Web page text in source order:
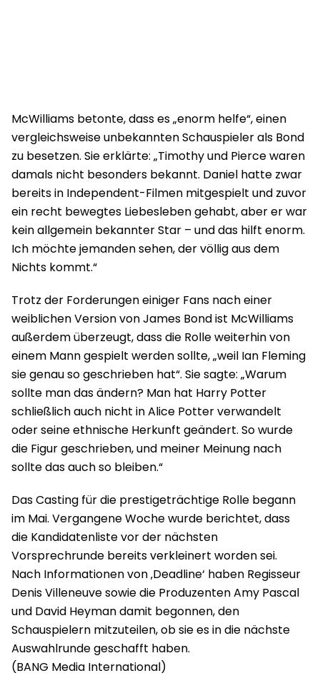
McWilliams betonte, dass es „enorm helfe“, einen
vergleichsweise unbekannten Schauspieler als Bond
zu besetzen. Sie erklärte: „Timothy und Pierce waren
damals nicht besonders bekannt. Daniel hatte zwar
bereits in Independent-Filmen mitgespielt und zuvor
ein recht bewegtes Liebesleben gehabt, aber er war
kein allgemein bekannter Star – und das hilft enorm.
Ich möchte jemanden sehen, der völlig aus dem
Nichts kommt.“
Trotz der Forderungen einiger Fans nach einer
weiblichen Version von James Bond ist McWilliams
außerdem überzeugt, dass die Rolle weiterhin von
einem Mann gespielt werden sollte, „weil Ian Fleming
sie genau so geschrieben hat“. Sie sagte: „Warum
sollte man das ändern? Man hat Harry Potter
schließlich auch nicht in Alice Potter verwandelt
oder seine ethnische Herkunft geändert. So wurde
die Figur geschrieben, und meiner Meinung nach
sollte das auch so bleiben.“
Das Casting für die prestigeträchtige Rolle begann
im Mai. Vergangene Woche wurde berichtet, dass
die Kandidatenliste vor der nächsten
Vorsprechrunde bereits verkleinert worden sei.
Nach Informationen von ‚Deadline‘ haben Regisseur
Denis Villeneuve sowie die Produzenten Amy Pascal
und David Heyman damit begonnen, den
Schauspielern mitzuteilen, ob sie es in die nächste
Auswahlrunde geschafft haben.